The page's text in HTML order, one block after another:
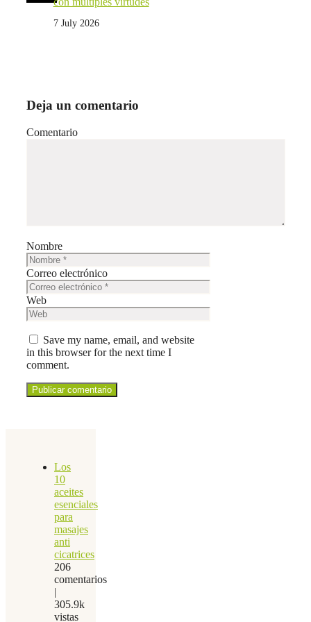
7 July 2026
Deja un comentario
Comentario
Nombre
Correo electrónico
Web
Save my name, email, and website
in this browser for the next time I
comment.
Los
10
aceites
esenciales
para
masajes
anti
cicatrices
206
comentarios
|
305.9k
vistas